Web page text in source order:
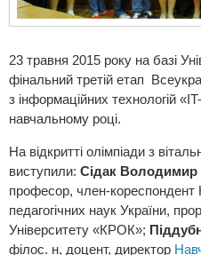
23 травня 2015 року на базі
фінальний третій етап
з інформаційних технологій
навчальному році.
На відкритті олімпіади з
виступили: Сідак Володимир
професор, член-кореспондент
педагогічних наук України,
Університету «КРОК»;
філос. н, доцент, директор